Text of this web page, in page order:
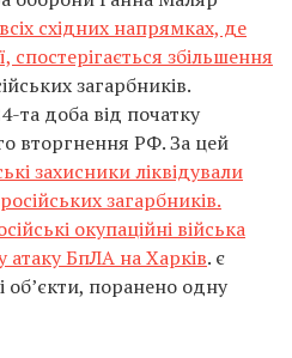
східних напрямках, де
спостерігається збільшення
загарбників.
та доба від початку
вторгнення РФ. За цей
захисники ліквідували
загарбників.
окупаційні війська
атаку БпЛА на Харків. є
об’єкти, поранено одну